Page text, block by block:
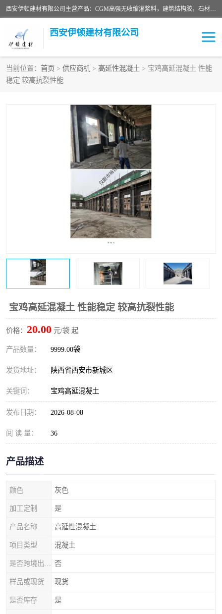
西安伊顿建材有限公司主营产品：CGM高强无收缩灌浆料，建筑结构胶，石材粘合剂，柔性防水材料，环氧修补砂浆等在各个行业得到了客户认可。
西安伊顿建材有限公司
当前位置： 首页 > 供应商机 > 高延性混凝土 > 宝鸡高延混凝土 性能
稳定 较高抗裂性能
宝鸡高延混凝土 性能稳定 较高抗裂性能
价格： 20.00 元/袋 起
产品数量： 9999.00袋
发货地址： 陕西省西安市新城区
关键词： 宝鸡高延混凝土
发布日期： 2026-08-08
阅 读 量： 36
产品描述
颜色 灰色
加工定制 是
产品名称 高延性混凝土
项目类型 混凝土
否
样品或现货 现货
是否库存 是
灌浆料
修补砂浆
水泥路面修补材料
沥青冷补料
速凝剂
金刚砂
桥梁伸缩缝快速修补料 防静电不发火砂浆
膨胀剂 混凝土防碳化涂料
融雪剂